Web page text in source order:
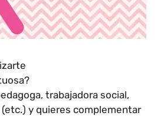
trabajadora social,
y quieres complementar